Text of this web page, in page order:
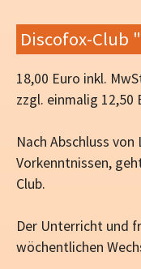
Discofox-Club
18,00 Euro inkl.
zzgl. einmalig 12,50
Nach Abschluss
Vorkenntnissen,
Club.
Der Unterricht und
wöchentlichen